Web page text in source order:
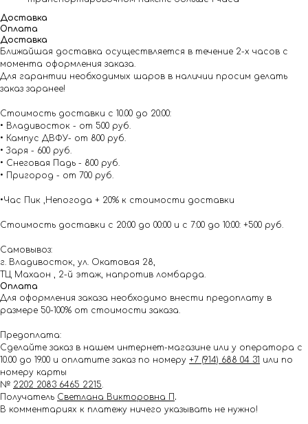
Доставка
Оплата
Доставка
Ближайшая доставка осуществляется в течение 2-х часов с
момента оформления заказа.
Для гарантии необходимых шаров в наличии просим делать
заказ заранее!
Стоимость доставки с 10.00 до 20:00:
• Владивосток - от 500 руб.
• Кампус ДВФУ- от 800 руб.
• Заря - 600 руб.
• Снеговая Падь - 800 руб.
• Пригород - от 700 руб.
•Час Пик ,Непогода + 20% к стоимости доставки
Стоимость доставки с 20:00 до 00:00 и с 7:00 до 10:00: +500 руб.
Самовывоз:
г. Владивосток, ул. Окатовая 28,
ТЦ Махаон , 2-й этаж, напротив ломбарда.
Оплата
Для оформления заказа необходимо внести предоплату в
размере 50-100% от стоимости заказа.
Предоплата:
Сделайте заказ в нашем интернет-магазине или у оператора с
10.00 до 19.00 и оплатите заказ по номеру +7 (914) 688 04 31 или по
номеру карты
№ 2202 2083 6465 2215.
Получатель Светлана Викторовна П .
В комментариях к платежу ничего указывать не нужно!